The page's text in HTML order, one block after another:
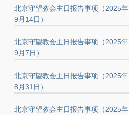
北京守望教会主日报告事项（2025年
9月14日）
北京守望教会主日报告事项（2025年
9月7日）
北京守望教会主日报告事项（2025年
8月31日）
北京守望教会主日报告事项（2025年